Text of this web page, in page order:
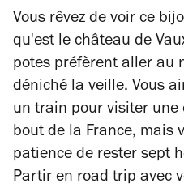
Vous rêvez de voir ce
qu'est le château de
potes préfèrent aller au
déniché la veille. Vous
un train pour visiter une
bout de la France, mais
patience de rester sept
Partir en road trip avec